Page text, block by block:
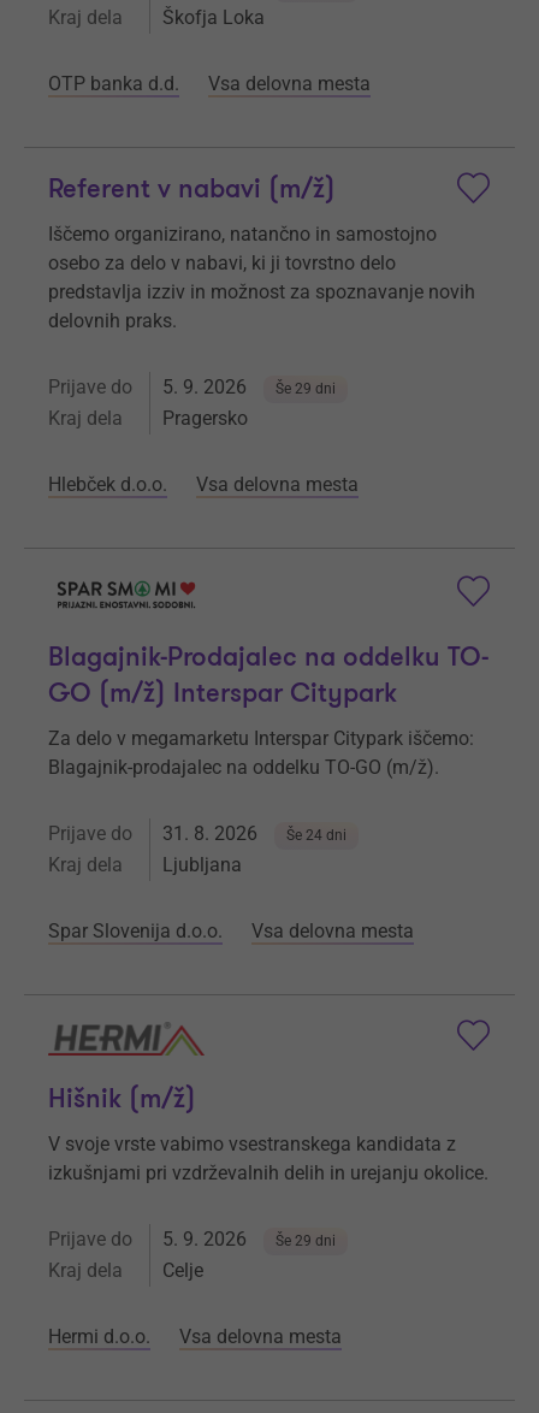
Kraj dela Škofja Loka
OTP banka d.d. Vsa delovna mesta
Referent v nabavi (m/ž)
Iščemo organizirano, natančno in samostojno
osebo za delo v nabavi, ki ji tovrstno delo
predstavlja izziv in možnost za spoznavanje novih
delovnih praks.
Prijave do 5. 9. 2026 Še 29 dni
Kraj dela Pragersko
Hlebček d.o.o. Vsa delovna mesta
Blagajnik-Prodajalec na oddelku TO-
GO (m/ž) Interspar Citypark
Za delo v megamarketu Interspar Citypark iščemo:
Blagajnik-prodajalec na oddelku TO-GO (m/ž).
Prijave do 31. 8. 2026 Še 24 dni
Kraj dela Ljubljana
Spar Slovenija d.o.o. Vsa delovna mesta
Hišnik (m/ž)
V svoje vrste vabimo vsestranskega kandidata z
izkušnjami pri vzdrževalnih delih in urejanju okolice.
Prijave do 5. 9. 2026 Še 29 dni
Kraj dela Celje
Hermi d.o.o. Vsa delovna mesta